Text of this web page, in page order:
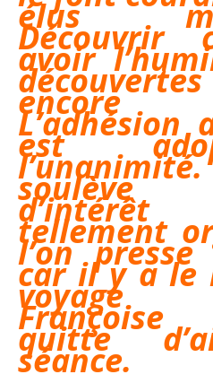
élus
Découvrir
avoir
encore
L’adhésion
est
soulève
tellement
l’on
car il y a le
voyage
quitte
séance.